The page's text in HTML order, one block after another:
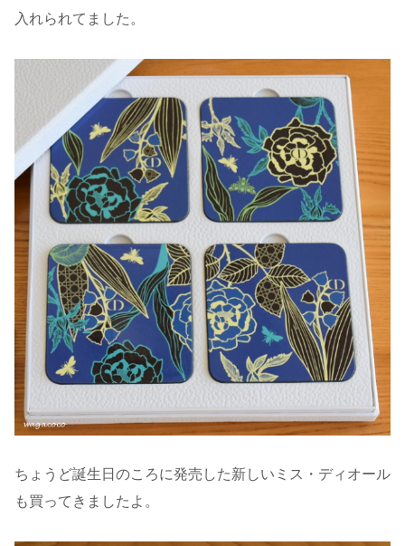
入れられてました。
ちょうど誕生日のころに発売した新しいミス・ディオール
も買ってきましたよ。